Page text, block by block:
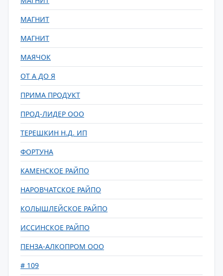
МАГНИТ
МАГНИТ
МАЯЧОК
ОТ А ДО Я
ПРИМА ПРОДУКТ
ПРОД-ЛИДЕР ООО
ТЕРЕШКИН Н.Д. ИП
ФОРТУНА
КАМЕНСКОЕ РАЙПО
НАРОВЧАТСКОЕ РАЙПО
КОЛЫШЛЕЙСКОЕ РАЙПО
ИССИНСКОЕ РАЙПО
ПЕНЗА-АЛКОПРОМ ООО
# 109